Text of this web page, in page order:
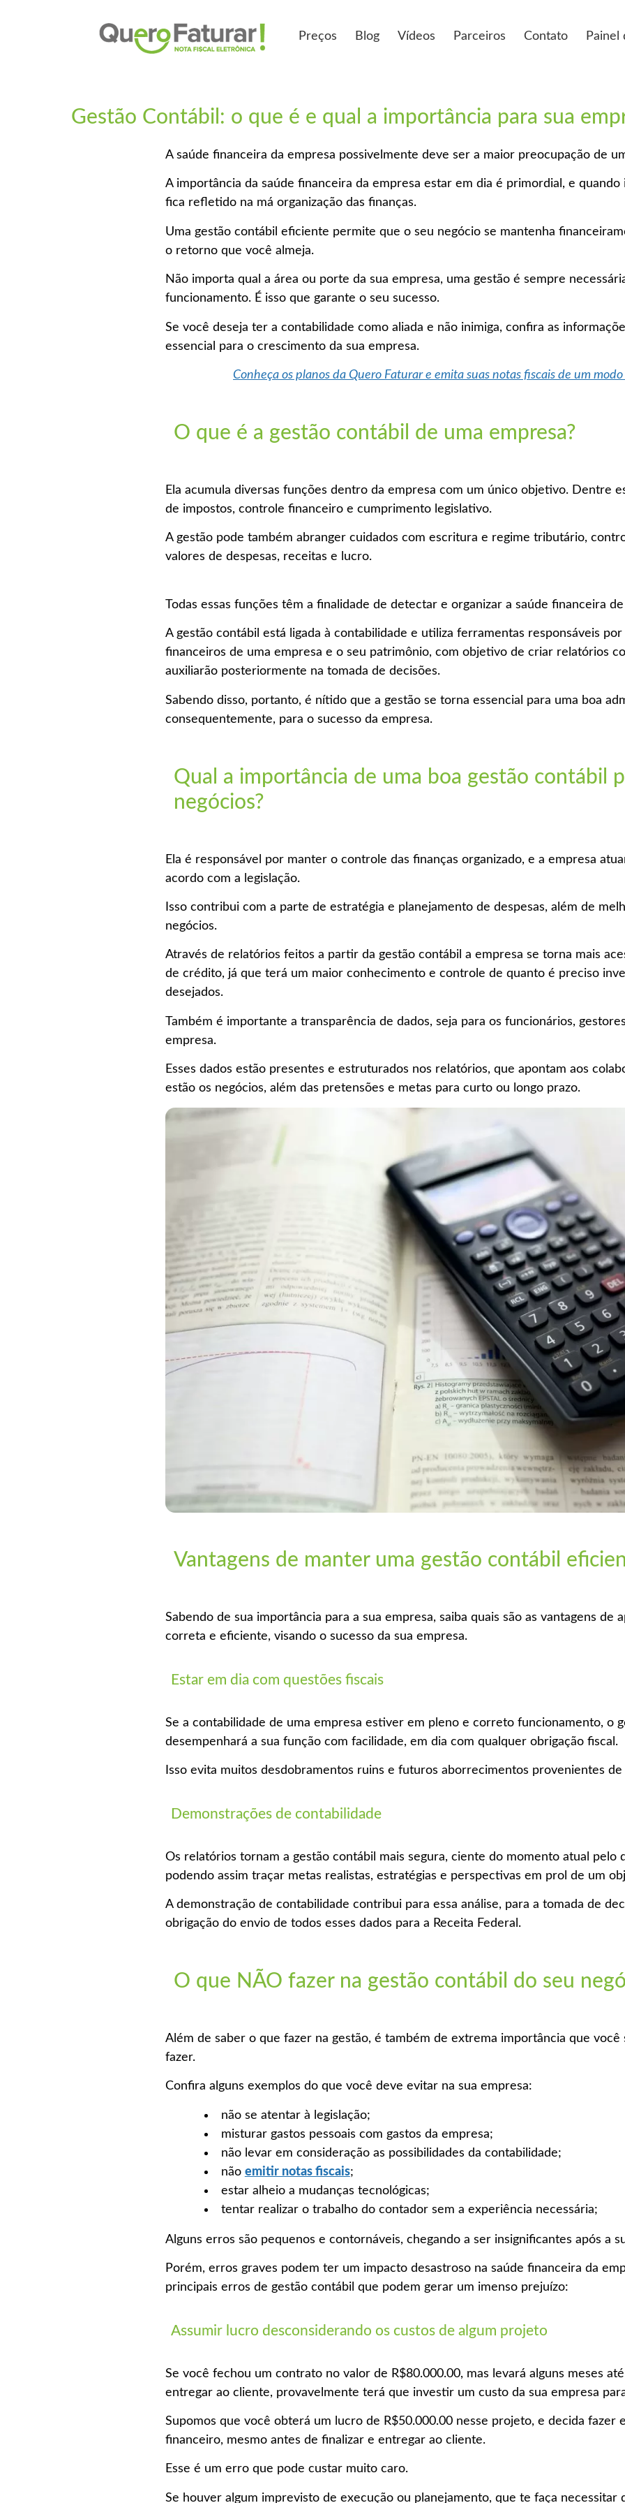
Preços Blog Vídeos Parceiros Contato Painel
Gestão Contábil: o que é e qual a importância para sua
A saúde financeira da empresa possivelmente deve ser a maior preocupação de
A importância da saúde financeira da empresa estar em dia é primordial, e quando
fica refletido na má organização das finanças.
Uma gestão contábil eficiente permite que o seu negócio se mantenha
o retorno que você almeja.
Não importa qual a área ou porte da sua empresa, uma gestão é sempre
funcionamento. É isso que garante o seu sucesso.
Se você deseja ter a contabilidade como aliada e não inimiga, confira as
essencial para o crescimento da sua empresa.
Conheça os planos da Quero Faturar e emita suas notas fiscais de um
O que é a gestão contábil de uma empresa?
Ela acumula diversas funções dentro da empresa com um único objetivo. Dentre
de impostos, controle financeiro e cumprimento legislativo.
A gestão pode também abranger cuidados com escritura e regime tributário,
valores de despesas, receitas e lucro.
Todas essas funções têm a finalidade de detectar e organizar a saúde financeira
A gestão contábil está ligada à contabilidade e utiliza ferramentas responsáveis
financeiros de uma empresa e o seu patrimônio, com objetivo de criar relatórios
auxiliarão posteriormente na tomada de decisões.
Sabendo disso, portanto, é nítido que a gestão se torna essencial para uma boa
consequentemente, para o sucesso da empresa.
Qual a importância de uma boa gestão contábil
negócios?
Ela é responsável por manter o controle das finanças organizado, e a empresa
acordo com a legislação.
Isso contribui com a parte de estratégia e planejamento de despesas, além de
negócios.
Através de relatórios feitos a partir da gestão contábil a empresa se torna mais
de crédito, já que terá um maior conhecimento e controle de quanto é preciso
desejados.
Também é importante a transparência de dados, seja para os funcionários,
empresa.
Esses dados estão presentes e estruturados nos relatórios, que apontam aos
estão os negócios, além das pretensões e metas para curto ou longo prazo.
Vantagens de manter uma gestão contábil
Sabendo de sua importância para a sua empresa, saiba quais são as vantagens de
correta e eficiente, visando o sucesso da sua empresa.
Estar em dia com questões fiscais
Se a contabilidade de uma empresa estiver em pleno e correto funcionamento, o
desempenhará a sua função com facilidade, em dia com qualquer obrigação fiscal.
Isso evita muitos desdobramentos ruins e futuros aborrecimentos provenientes
Demonstrações de contabilidade
Os relatórios tornam a gestão contábil mais segura, ciente do momento atual pelo
podendo assim traçar metas realistas, estratégias e perspectivas em prol de um
A demonstração de contabilidade contribui para essa análise, para a tomada de
obrigação do envio de todos esses dados para a Receita Federal.
O que NÃO fazer na gestão contábil do seu
Além de saber o que fazer na gestão, é também de extrema importância que você
fazer.
Confira alguns exemplos do que você deve evitar na sua empresa:
não se atentar à legislação;
misturar gastos pessoais com gastos da empresa;
não levar em consideração as possibilidades da contabilidade;
não emitir notas fiscais;
estar alheio a mudanças tecnológicas;
tentar realizar o trabalho do contador sem a experiência necessária;
Alguns erros são pequenos e contornáveis, chegando a ser insignificantes após a
Porém, erros graves podem ter um impacto desastroso na saúde financeira da
principais erros de gestão contábil que podem gerar um imenso prejuízo:
Assumir lucro desconsiderando os custos de algum projeto
Se você fechou um contrato no valor de R$80.000.00, mas levará alguns meses
entregar ao cliente, provavelmente terá que investir um custo da sua empresa
Supomos que você obterá um lucro de R$50.000.00 nesse projeto, e decida fazer
financeiro, mesmo antes de finalizar e entregar ao cliente.
Esse é um erro que pode custar muito caro.
Se houver algum imprevisto de execução ou planejamento, que te faça necessitar